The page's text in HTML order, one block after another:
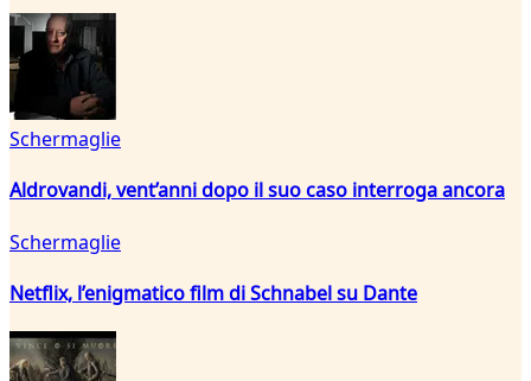
Schermaglie
Aldrovandi, vent’anni dopo il suo caso interroga ancora
Schermaglie
Netflix, l’enigmatico film di Schnabel su Dante